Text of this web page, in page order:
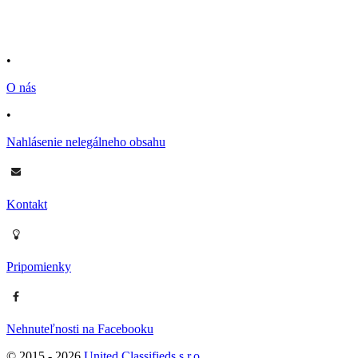
•
O nás
•
Nahlásenie nelegálneho obsahu
Kontakt
Pripomienky
Nehnuteľnosti na Facebooku